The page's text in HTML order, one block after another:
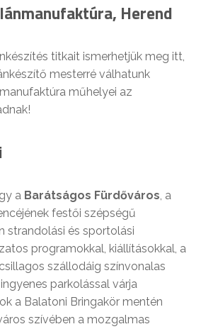
Herend
titkait ismerhetjük meg itt,
mesterré válhatunk
műhelyei az
a Barátságos Fürdőváros, a
festői szépségű
strandolási és sportolási
programokkal, kiállításokkal, a
szállodáig színvonalas
parkolással várja
a Balatoni Bringakör mentén
szívében a mozgalmas